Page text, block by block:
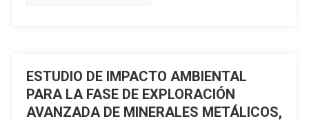
RESOLUCIÓN
MINISTERIAL
NO.232
DE
GRAN
MINERÍA
ESTUDIO DE IMPACTO AMBIENTAL
PARA LA FASE DE EXPLORACIÓN
AVANZADA DE MINERALES METÁLICOS,